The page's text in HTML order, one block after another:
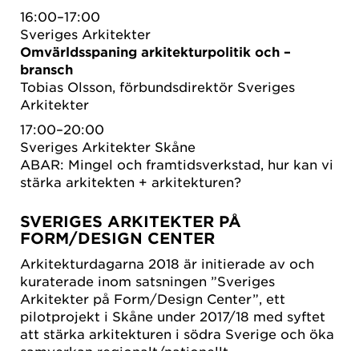
16:00–17:00
Sveriges Arkitekter
Omvärldsspaning arkitekturpolitik och –
bransch
Tobias Olsson, förbundsdirektör Sveriges
Arkitekter
17:00–20:00
Sveriges Arkitekter Skåne
ABAR: Mingel och framtidsverkstad, hur kan vi
stärka arkitekten + arkitekturen?
SVERIGES ARKITEKTER PÅ
FORM/DESIGN CENTER
Arkitekturdagarna 2018 är initierade av och
kuraterade inom satsningen ”Sveriges
Arkitekter på Form/Design Center”, ett
pilotprojekt i Skåne under 2017/18 med syftet
att stärka arkitekturen i södra Sverige och öka